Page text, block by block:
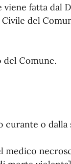
fatta dal
del
del Comune.
curante o
medico